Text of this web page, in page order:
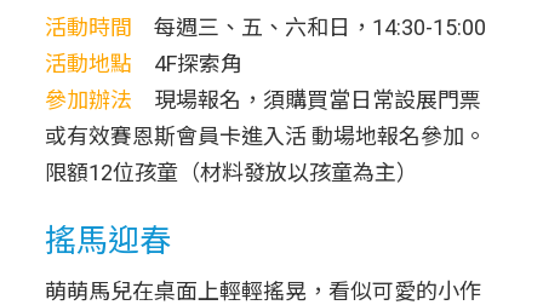
活動時間
每週三、五、六和日，14:30-15:00
活動地點 4F探索角
參加辦法 現場報名，須購買當日常設展門票
或有效賽恩斯會員卡進入活 動場地報名參加。
限額12位孩童（材料發放以孩童為主）
搖馬迎春
萌萌馬兒在桌面上輕輕搖晃，看似可愛的小作